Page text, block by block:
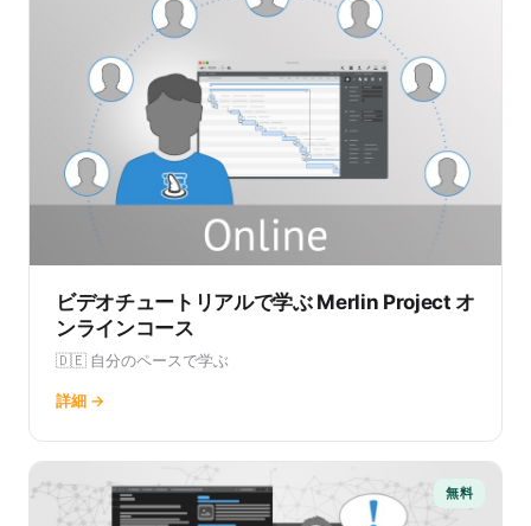
ビデオチュートリアルで学ぶ Merlin Project オ
ンラインコース
🇩🇪 自分のペースで学ぶ
詳細 →
無料